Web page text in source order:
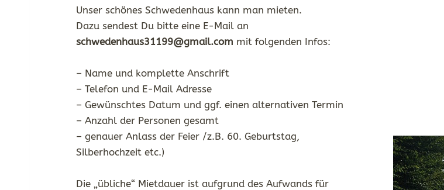
Unser schönes Schwedenhaus kann man mieten.
Dazu sendest Du bitte eine E-Mail an
schwedenhaus31199@gmail.com mit folgenden Infos:
– Name und komplette Anschrift
– Telefon und E-Mail Adresse
– Gewünschtes Datum und ggf. einen alternativen Termin
– Anzahl der Personen gesamt
– genauer Anlass der Feier /z.B. 60. Geburtstag,
Silberhochzeit etc.)
Die „übliche“ Mietdauer ist aufgrund des Aufwands für